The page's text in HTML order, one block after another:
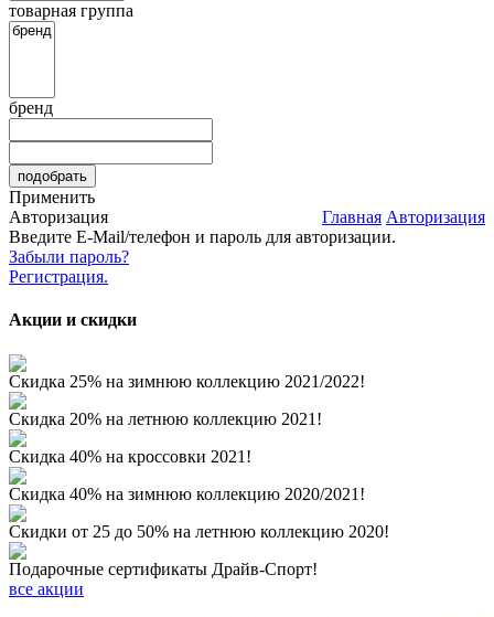
товарная группа
бренд
Применить
Авторизация
Главная Авторизация
Введите E-Mail/телефон и пароль для авторизации.
Забыли пароль?
Регистрация.
Акции и скидки
Скидка 25% на зимнюю коллекцию 2021/2022!
Скидка 20% на летнюю коллекцию 2021!
Скидка 40% на кроссовки 2021!
Скидка 40% на зимнюю коллекцию 2020/2021!
Скидки от 25 до 50% на летнюю коллекцию 2020!
Подарочные сертификаты Драйв-Спорт!
все акции